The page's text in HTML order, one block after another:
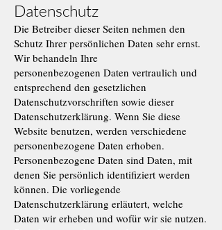
Datenschutz
Die Betreiber dieser Seiten nehmen den
Schutz Ihrer persönlichen Daten sehr ernst.
Wir behandeln Ihre
personenbezogenen Daten vertraulich und
entsprechend den gesetzlichen
Datenschutzvorschriften sowie dieser
Datenschutzerklärung. Wenn Sie diese
Website benutzen, werden verschiedene
personenbezogene Daten erhoben.
Personenbezogene Daten sind Daten, mit
denen Sie persönlich identifiziert werden
können. Die vorliegende
Datenschutzerklärung erläutert, welche
Daten wir erheben und wofür wir sie nutzen.